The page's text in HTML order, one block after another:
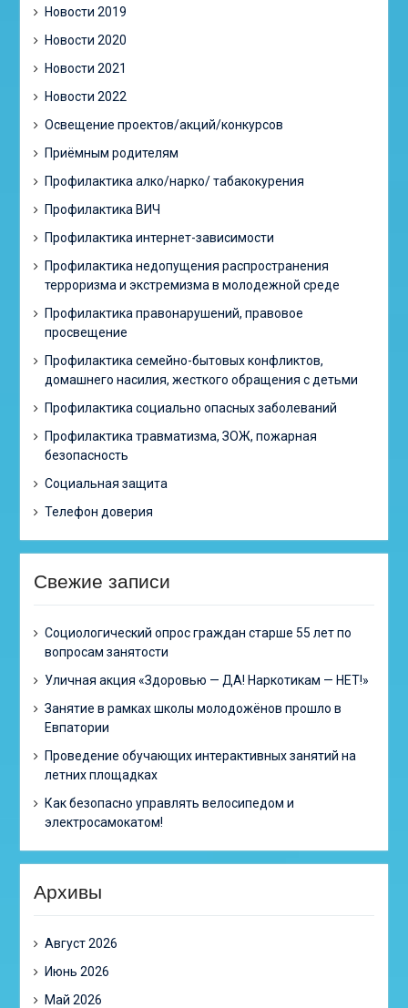
Новости 2019
Новости 2020
Новости 2021
Новости 2022
Освещение проектов/акций/конкурсов
Приёмным родителям
Профилактика алко/нарко/ табакокурения
Профилактика ВИЧ
Профилактика интернет-зависимости
Профилактика недопущения распространения
терроризма и экстремизма в молодежной среде
Профилактика правонарушений, правовое
просвещение
Профилактика семейно-бытовых конфликтов,
домашнего насилия, жесткого обращения с детьми
Профилактика социально опасных заболеваний
Профилактика травматизма, ЗОЖ, пожарная
безопасность
Социальная защита
Телефон доверия
Свежие записи
Cоциологический опрос граждан старше 55 лет по
вопросам занятости
Уличная акция «Здоровью — ДА! Наркотикам — НЕТ!»
Занятие в рамках школы молодожёнов прошло в
Евпатории
Проведение обучающих интерактивных занятий на
летних площадках
Как безопасно управлять велосипедом и
электросамокатом!
Архивы
Август 2026
Июнь 2026
Май 2026